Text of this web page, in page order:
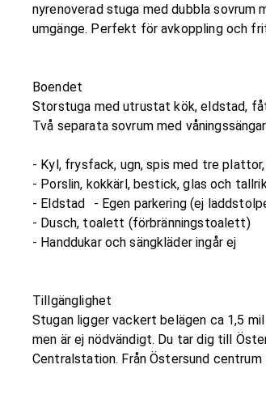
nyrenoverad stuga med dubbla
umgänge. Perfekt för avkoppling och
Boendet
Storstuga med utrustat kök, eldstad,
Två separata sovrum med
- Kyl, frysfack, ugn, spis med tre
- Porslin, kokkärl, bestick, glas och
- Eldstad - Egen parkering (ej
- Dusch, toalett (förbränningstoalett)
- Handdukar och sängkläder ingår ej
Tillgänglighet
Stugan ligger vackert belägen ca 1,5
men är ej nödvändigt. Du tar dig till
Centralstation. Från Östersund